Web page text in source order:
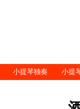
小提琴独奏
小提